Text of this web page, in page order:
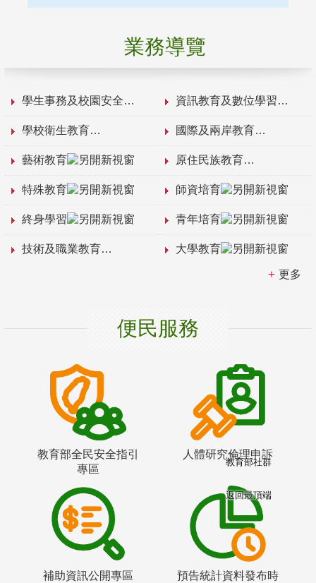
業務導覽
學生事務及校園安全 資訊教育及數位學習
學校衛生教育 國際及兩岸教育
藝術教育 原住民族教育
特殊教育 師資培育
終身學習 青年培育
技術及職業教育 大學教育
更多
便民服務
教育部全民安全指引
專區
人體研究倫理申訴
補助資訊公開專區
預告統計資料發布時
教育部社群
返回最頂端